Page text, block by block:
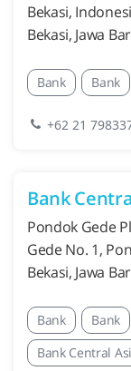
Bekasi,
Bekasi, Jawa
Bank Bank
+62 21
Bank
Pondok Gede
Gede No. 1,
Bekasi, Jawa
Bank Bank
Bank Central